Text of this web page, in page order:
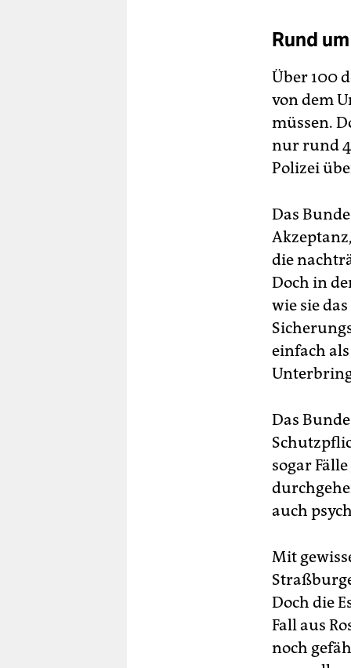
Rund
Über 100
von dem
müssen.
nur rund
Polizei
Das
die
Doch in
wie sie
einfach
Das
sogar
auch
Mit
Doch die
Fall aus
noch